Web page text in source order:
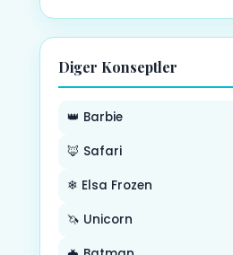
Diger Konseptler
👑 Barbie
🦊 Safari
❄ Elsa Frozen
🦄 Unicorn